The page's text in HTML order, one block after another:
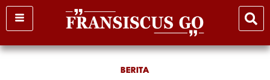
Skip
to
BERITA